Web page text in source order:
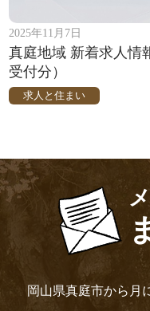
2025年11月7日
真庭地域 新着求人情
受付分）
求人と住まい
岡山県真庭市から月